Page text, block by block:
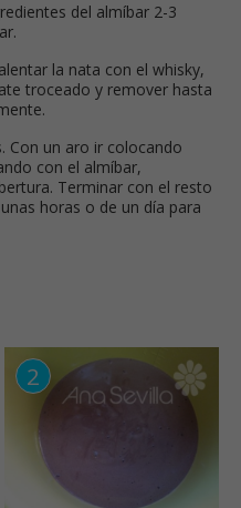
del almíbar 2-3
la nata con el whisky,
troceado y remover hasta
Con un aro ir colocando
con el almíbar,
Terminar con el resto
horas o de un día para